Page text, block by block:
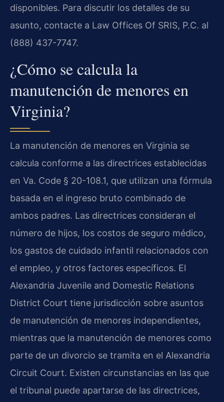
disponibles. Para discutir los detalles de su
asunto, contacte a Law Offices Of SRIS, P.C. al
(888) 437-7747.
¿Cómo se calcula la
manutención de menores en
Virginia?
La manutención de menores en Virginia se
calcula conforme a las directrices establecidas
en Va. Code § 20-108.1, que utilizan una fórmula
basada en el ingreso bruto combinado de
ambos padres. Las directrices consideran el
número de hijos, los costos de seguro médico,
los gastos de cuidado infantil relacionados con
el empleo, y otros factores específicos. El
Alexandria Juvenile and Domestic Relations
District Court tiene jurisdicción sobre asuntos
de manutención de menores independientes,
mientras que la manutención de menores como
parte de un divorcio se tramita en el Alexandria
Circuit Court. Existen circunstancias en las que
el tribunal puede apartarse de las directrices,